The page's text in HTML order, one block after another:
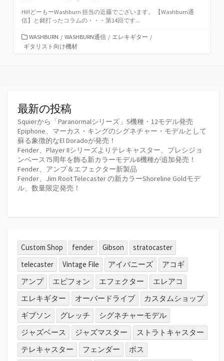
Hi!!どーもーWashburn 担当の近藤でございます。 【Washburn通
信】と銘打ったコラムの・・・第14回です...
カ
テ
WASHBURN / WASHBURN通信 / エレキギター /
ギタリスト向け機材
最新の投稿
Squierから「Paranormalシリーズ」5機種・12モデル発売
Epiphone、マーカス・キングのシグネチャー・モデルとして
蘇る象徴的なEl Doradoが発売！
Fender、Player IIシリーズよりテレキャスター、プレシジョ
ンベース75周年を飾る新カラーモデル8機種が追加発売！
Fender、アンプ＆エフェクター新製品
Fender、Jim Root Telecaster の新カラーShoreline Goldモデ
ル、数量限定発売！
Custom Shop fender Gibson
stratocaster
telecaster
Vintage File アイバニーズ
アコギ
アンプ
エピフォン エフェクター
エレアコ
エレキギター
オーバードライブ
カスタムショップ
ギブソン
グレッチ
シグネチャーモデル
ジャズベース
ジャズマスター
ストラトキャスター
テレキャスター
フェンダー
ボス